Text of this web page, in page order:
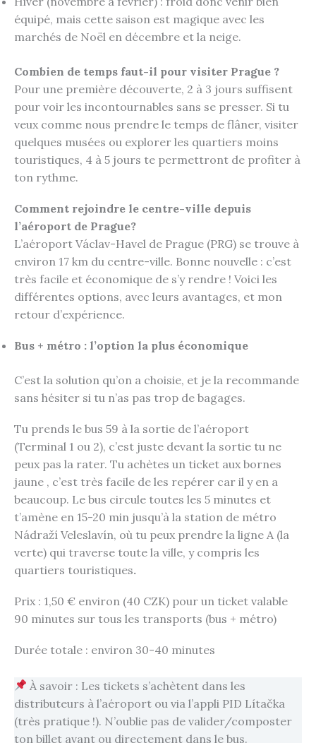
équipé, mais cette saison est magique avec les
marchés de Noël en décembre et la neige.
Combien de temps faut-il pour visiter Prague ?
Pour une première découverte, 2 à 3 jours suffisent
pour voir les incontournables sans se presser. Si tu
veux comme nous prendre le temps de flâner, visiter
quelques musées ou explorer les quartiers moins
touristiques, 4 à 5 jours te permettront de profiter à
ton rythme.
Comment rejoindre le centre-ville depuis
l’aéroport de Prague?
L’aéroport Václav-Havel de Prague (PRG) se trouve à
environ 17 km du centre-ville. Bonne nouvelle : c’est
très facile et économique de s’y rendre ! Voici les
différentes options, avec leurs avantages, et mon
retour d’expérience.
Bus + métro : l’option la plus économique
C’est la solution qu’on a choisie, et je la recommande
sans hésiter si tu n’as pas trop de bagages.
Tu prends le bus 59 à la sortie de l’aéroport
(Terminal 1 ou 2), c’est juste devant la sortie tu ne
peux pas la rater. Tu achètes un ticket aux bornes
jaune , c’est très facile de les repérer car il y en a
beaucoup. Le bus circule toutes les 5 minutes et
t’amène en 15-20 min jusqu’à la station de métro
Nádraží Veleslavín, où tu peux prendre la ligne A (la
verte) qui traverse toute la ville, y compris les
quartiers touristiques.
Prix : 1,50 € environ (40 CZK) pour un ticket valable
90 minutes sur tous les transports (bus + métro)
Durée totale : environ 30-40 minutes
À savoir : Les tickets s’achètent dans les
distributeurs à l’aéroport ou via l’appli PID Lítačka
(très pratique !). N’oublie pas de valider/composter
ton billet avant ou directement dans le bus.